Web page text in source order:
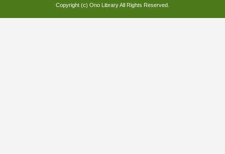
Copyright (c) Ono Library All Rights Reserved.